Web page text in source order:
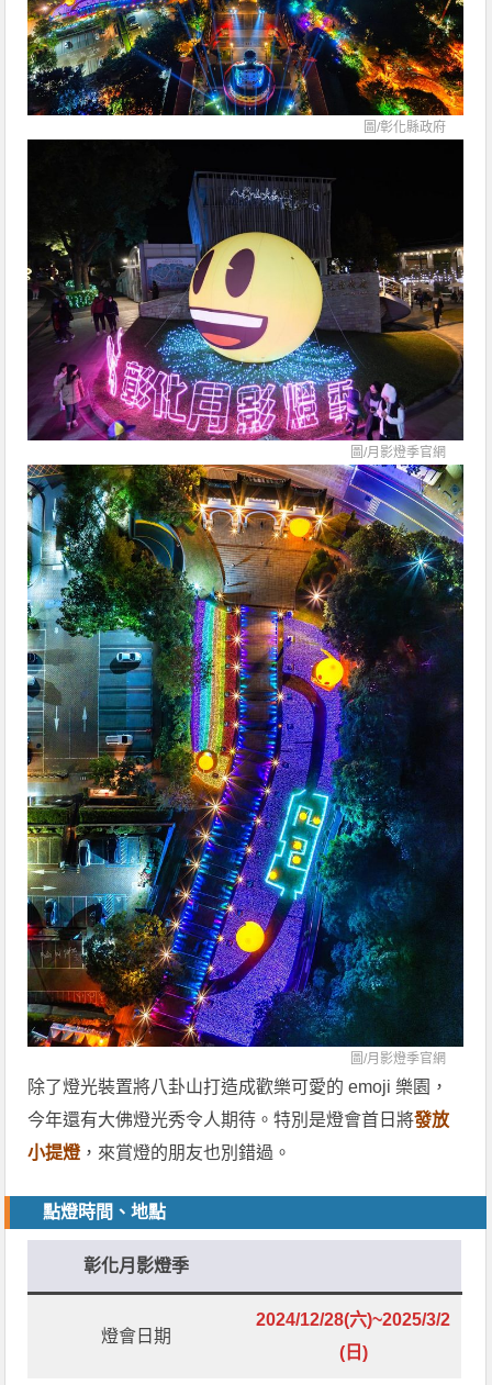
圖/彰化縣政府
圖/月影燈季官網
圖/月影燈季官網
除了燈光裝置將八卦山打造成歡樂可愛的 emoji 樂園，
今年還有大佛燈光秀令人期待。特別是燈會首日將發放
小提燈，來賞燈的朋友也別錯過。
點燈時間、地點
彰化月影燈季
燈會日期
2024/12/28(六)~2025/3/2
(日)